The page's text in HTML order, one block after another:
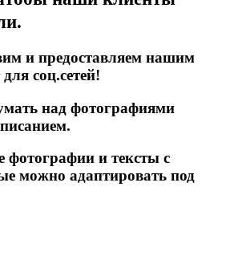
и предоставляем нашим
соц.сетей!
над фотографиями
фотографии и тексты с
можно адаптировать под